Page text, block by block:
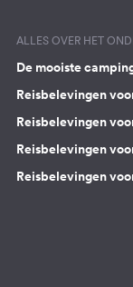
ALLES OVER HET
De mooiste
Reisbelevingen
Reisbelevingen
Reisbelevingen
Reisbelevingen